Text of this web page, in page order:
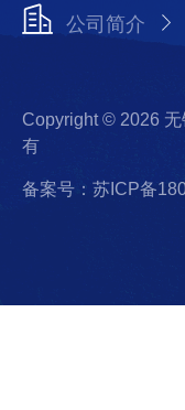
公司简介
Copyright © 2026
有
备案号：苏ICP备